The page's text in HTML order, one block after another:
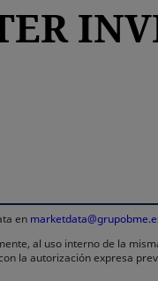
en
al uso interno de la
la autorización expresa